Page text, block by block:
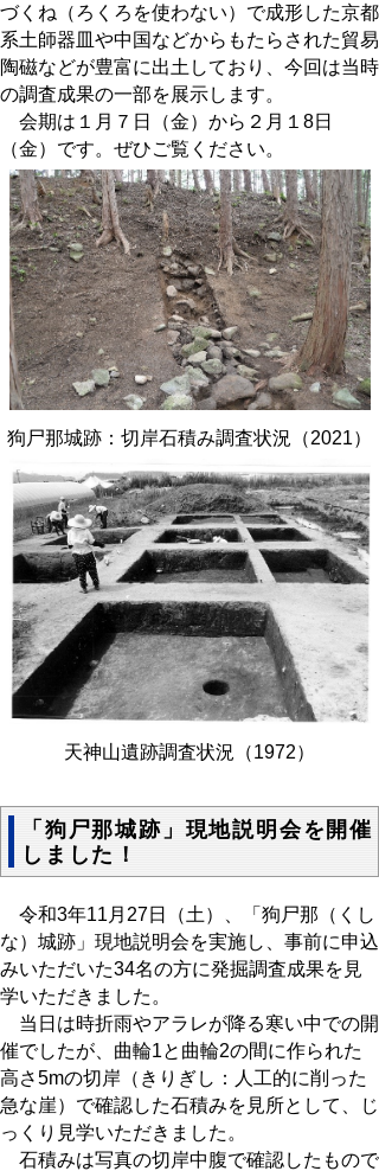
づくね（ろくろを使わない）で成形した京都
系土師器皿や中国などからもたらされた貿易
陶磁などが豊富に出土しており、今回は当時
の調査成果の一部を展示します。
会期は１月７日（金）から２月１8日
（金）です。ぜひご覧ください。
狗尸那城跡：切岸石積み調査状況（2021）
天神山遺跡調査状況（1972）
「狗尸那城跡」現地説明会を開催
しました！
令和3年11月27日（土）、「狗尸那（くし
な）城跡」現地説明会を実施し、事前に申込
みいただいた34名の方に発掘調査成果を見
学いただきました。
当日は時折雨やアラレが降る寒い中での開
催でしたが、曲輪1と曲輪2の間に作られた
高さ5mの切岸（きりぎし：人工的に削った
急な崖）で確認した石積みを見所として、じ
っくり見学いただきました。
石積みは写真の切岸中腹で確認したもので